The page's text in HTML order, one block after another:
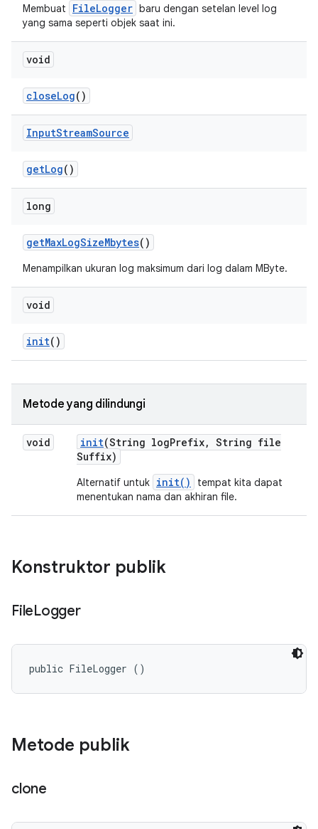
Membuat FileLogger baru dengan setelan level log
yang sama seperti objek saat ini.
void
closeLog()
InputStreamSource
getLog()
long
getMaxLogSizeMbytes()
Menampilkan ukuran log maksimum dari log dalam MByte.
void
init()
Metode yang dilindungi
void init(String logPrefix, String file
Suffix)
Alternatif untuk init()
tempat kita dapat
menentukan nama dan akhiran file.
Konstruktor publik
FileLogger
public FileLogger ()
Metode publik
clone